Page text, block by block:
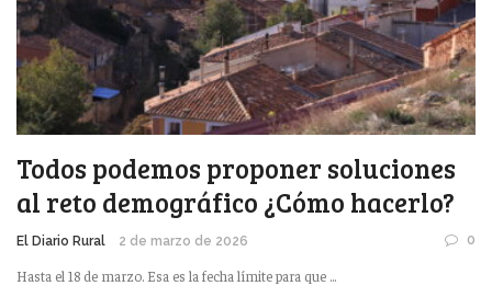
Todos podemos proponer soluciones
al reto demográfico ¿Cómo hacerlo?
El Diario Rural 2 de marzo de 2026 0
Hasta el 18 de marzo. Esa es la fecha límite para que ...